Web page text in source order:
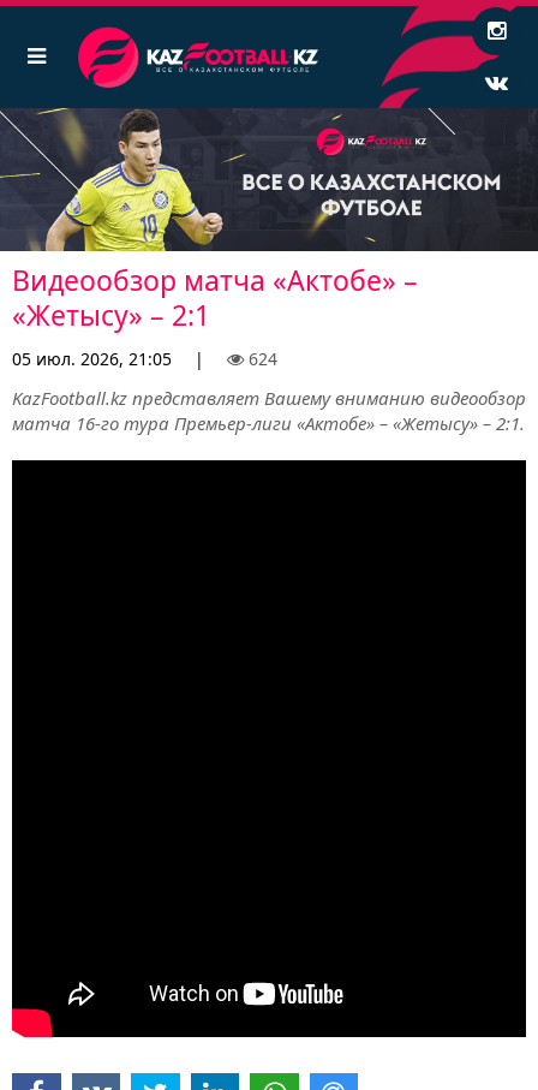
Видеообзор матча «Актобе» –
«Жетысу» – 2:1
05 июл. 2026, 21:05 | 624
KazFootball.kz представляет Вашему вниманию видеообзор
матча 16-го тура Премьер-лиги «Актобе» – «Жетысу» – 2:1.